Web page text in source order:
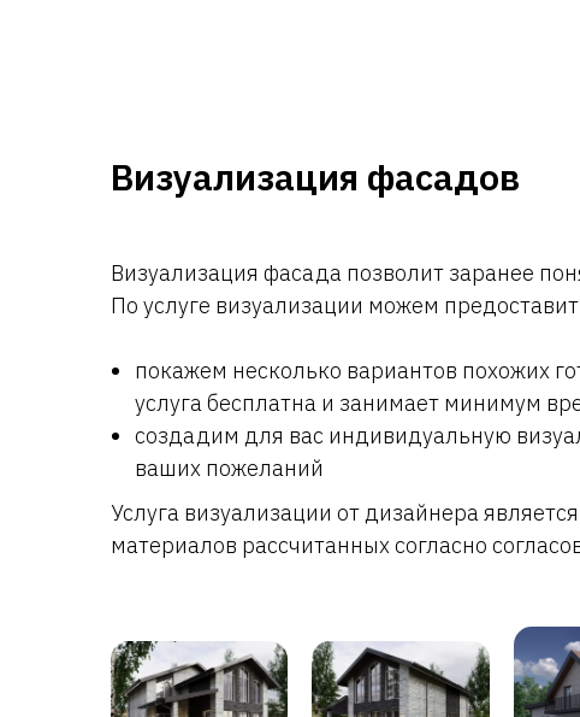
Визуализация фасадов
Визуализация фасада позволит заранее
По услуге визуализации можем
покажем несколько вариантов похожих
услуга бесплатна и занимает минимум
создадим для вас индивидуальную
ваших пожеланий
Услуга визуализации от дизайнера
материалов рассчитанных согласно
Каталог Карта